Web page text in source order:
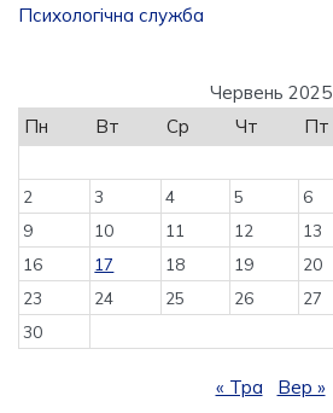
Психологічна служба
Червень 2025
Пн
Вт Ср Чт Пт
2
3 4 5 6
9
10 11 12 13
16
17 18 19 20
23
24 25 26 27
30
« Тра Вер »